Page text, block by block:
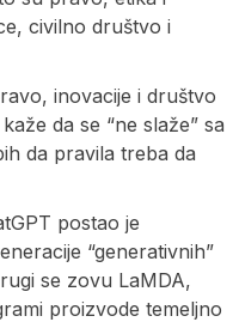
civilno društvo i
inovacije i društvo
da se “ne slaže” sa
da pravila treba da
postao je
“generativnih”
se zovu LaMDA,
proizvode temeljno